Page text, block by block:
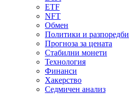
ETF
NFT
Обмен
Политики и разпоредби
Прогноза за цената
Стабилни монети
Технология
Финанси
Хакерство
Седмичен анализ